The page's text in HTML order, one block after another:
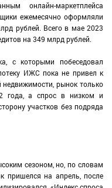
онлайн-маркетплейса
ежемесячно оформляли
рублей. Всего в мае 2023
на 349 млрд рублей.
с которыми побеседовал
ИЖС пока не привел к
недвижимости, рынок только
года, а спрос в низком и
участков без подряда
сезоном, но, по словам
пришелся на апрель, после